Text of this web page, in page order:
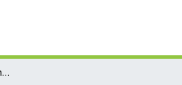
Evaluation de la performance énergétique d’un bâtiment construit à la base des matériaux allégés.